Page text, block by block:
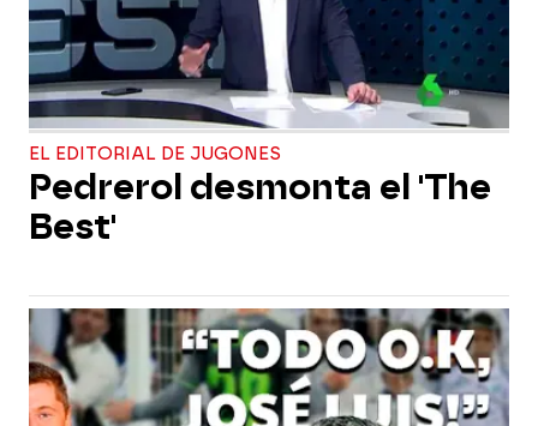
EL EDITORIAL DE JUGONES
Pedrerol desmonta el 'The
Best'